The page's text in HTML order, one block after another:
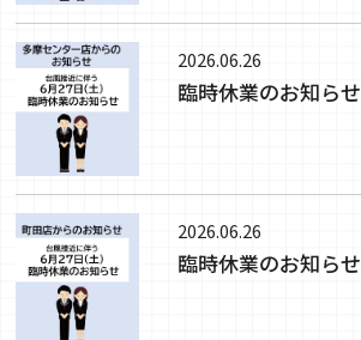
2026.06.26
臨時休業のお知らせ
2026.06.26
臨時休業のお知らせ